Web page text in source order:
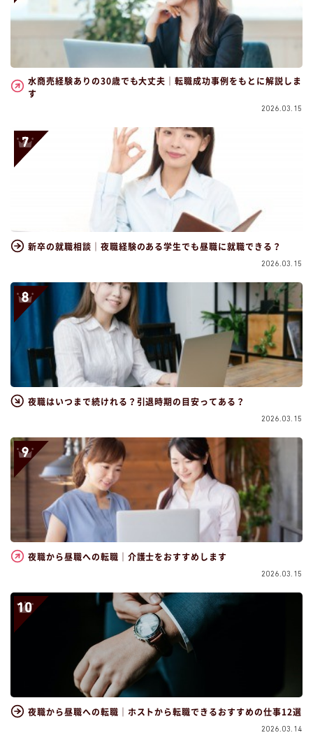
水商売経験ありの30歳でも大丈夫｜転職成功事例をもとに解説しま
す
2026.03.15
新卒の就職相談｜夜職経験のある学生でも昼職に就職できる？
2026.03.15
夜職はいつまで続けれる？引退時期の目安ってある？
2026.03.15
夜職から昼職への転職｜介護士をおすすめします
2026.03.15
夜職から昼職への転職｜ホストから転職できるおすすめの仕事12選
2026.03.14